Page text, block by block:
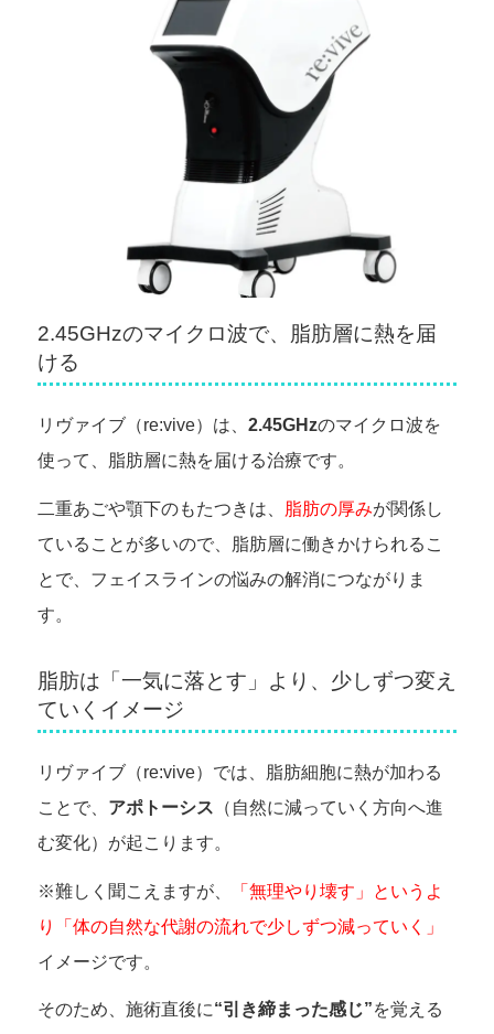
2.45GHzのマイクロ波で、脂肪層に熱を届
ける
リヴァイブ（re:vive）は、 2.45GHzのマイクロ波を
使って、脂肪層に熱を届ける治療です。
二重あごや顎下のもたつきは、 脂肪の厚みが関係し
ていることが多いので、脂肪層に働きかけられるこ
とで、フェイスラインの悩みの解消につながりま
す。
脂肪は「一気に落とす」より、少しずつ変え
ていくイメージ
リヴァイブ（re:vive）では、脂肪細胞に熱が加わる
ことで、 アポトーシス （自然に減っていく方向へ進
む変化）が起こります。
※難しく聞こえますが、
「無理やり壊す」というよ
り「体の自然な代謝の流れで少しずつ減っていく」
イメージです。
そのため、施術直後に“引き締まった感じ”を覚える